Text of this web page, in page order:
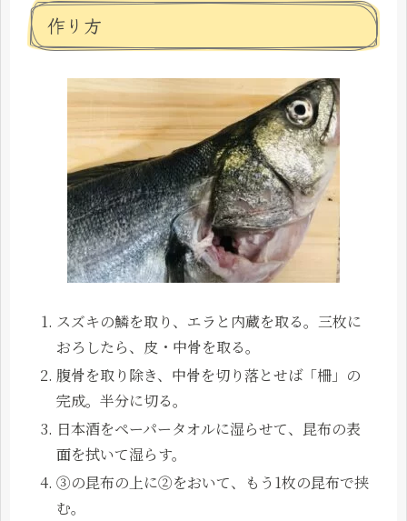
作り方
スズキの鱗を取り、エラと内蔵を取る。三枚に
おろしたら、皮・中骨を取る。
腹骨を取り除き、中骨を切り落とせば「柵」の
完成。半分に切る。
日本酒をペーパータオルに湿らせて、昆布の表
面を拭いて湿らす。
③の昆布の上に②をおいて、もう1枚の昆布で挟
む。